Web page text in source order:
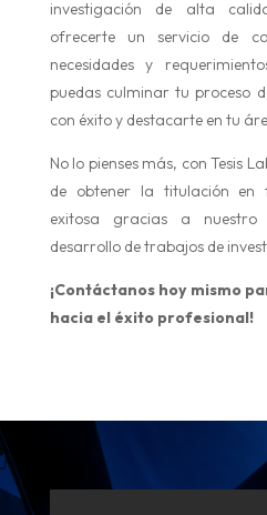
investigación de alta
ofrecerte un servicio de
necesidades y
puedas culminar tu proceso
con éxito y destacarte en tu
No lo pienses más, con Tesis
de obtener la titulación
exitosa gracias a
desarrollo de trabajos de
¡Contáctanos hoy mismo
hacia el éxito profesional!